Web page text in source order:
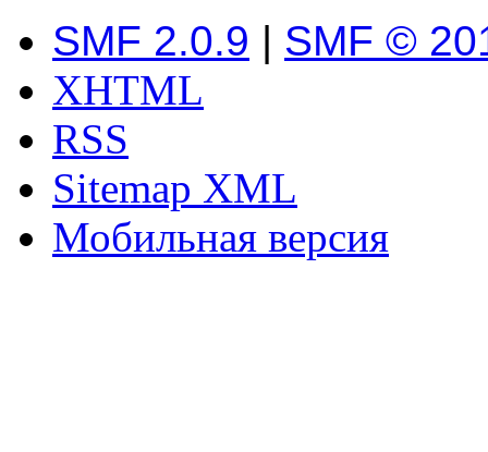
SMF 2.0.9 | SMF ©
XHTML
RSS
Sitemap XML
Мобильная версия